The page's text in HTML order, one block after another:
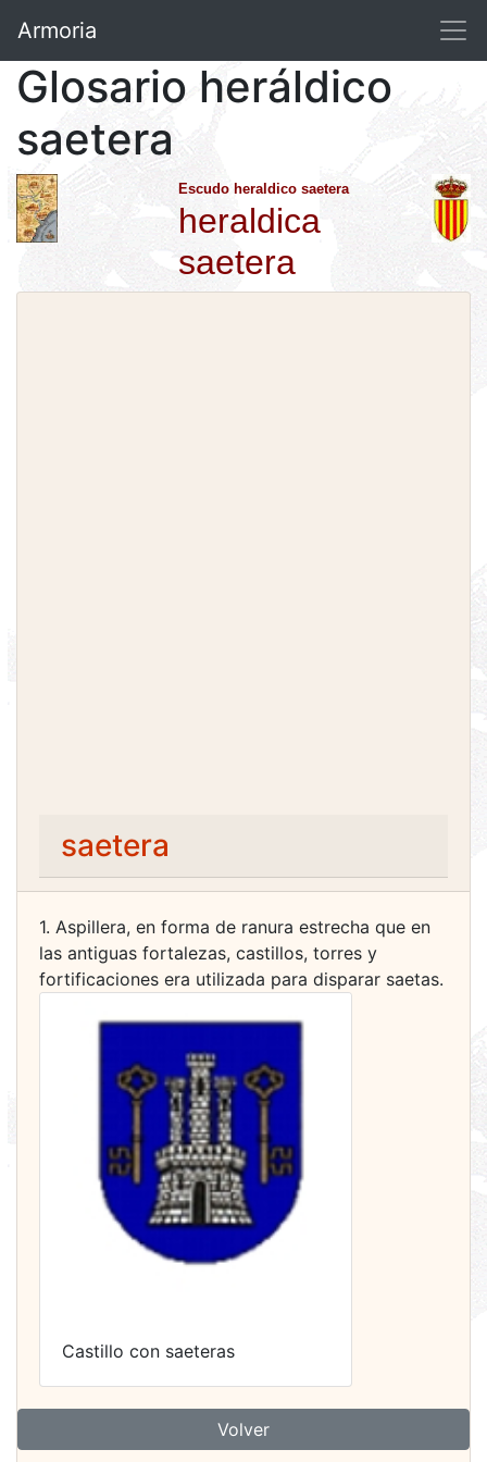
Armoria
Glosario heráldico
saetera
Escudo heraldico saetera
heraldica
saetera
saetera
1. Aspillera, en forma de ranura estrecha que en
las antiguas fortalezas, castillos, torres y
fortificaciones era utilizada para disparar saetas.
Castillo con saeteras
Volver